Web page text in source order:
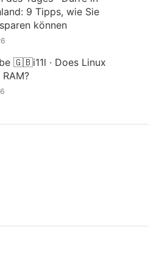
9 Tipps, wie Sie
können
🇬🇧i11l · Does Linux